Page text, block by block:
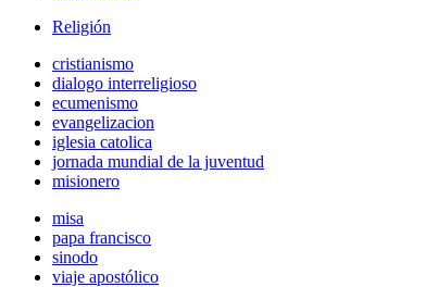
Religión
cristianismo
dialogo interreligioso
ecumenismo
evangelizacion
iglesia catolica
jornada mundial de la juventud
misionero
misa
papa francisco
sinodo
viaje apostólico